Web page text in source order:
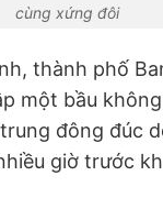
cùng xứng đôi
thành phố
một bầu
đông đúc
giờ trước